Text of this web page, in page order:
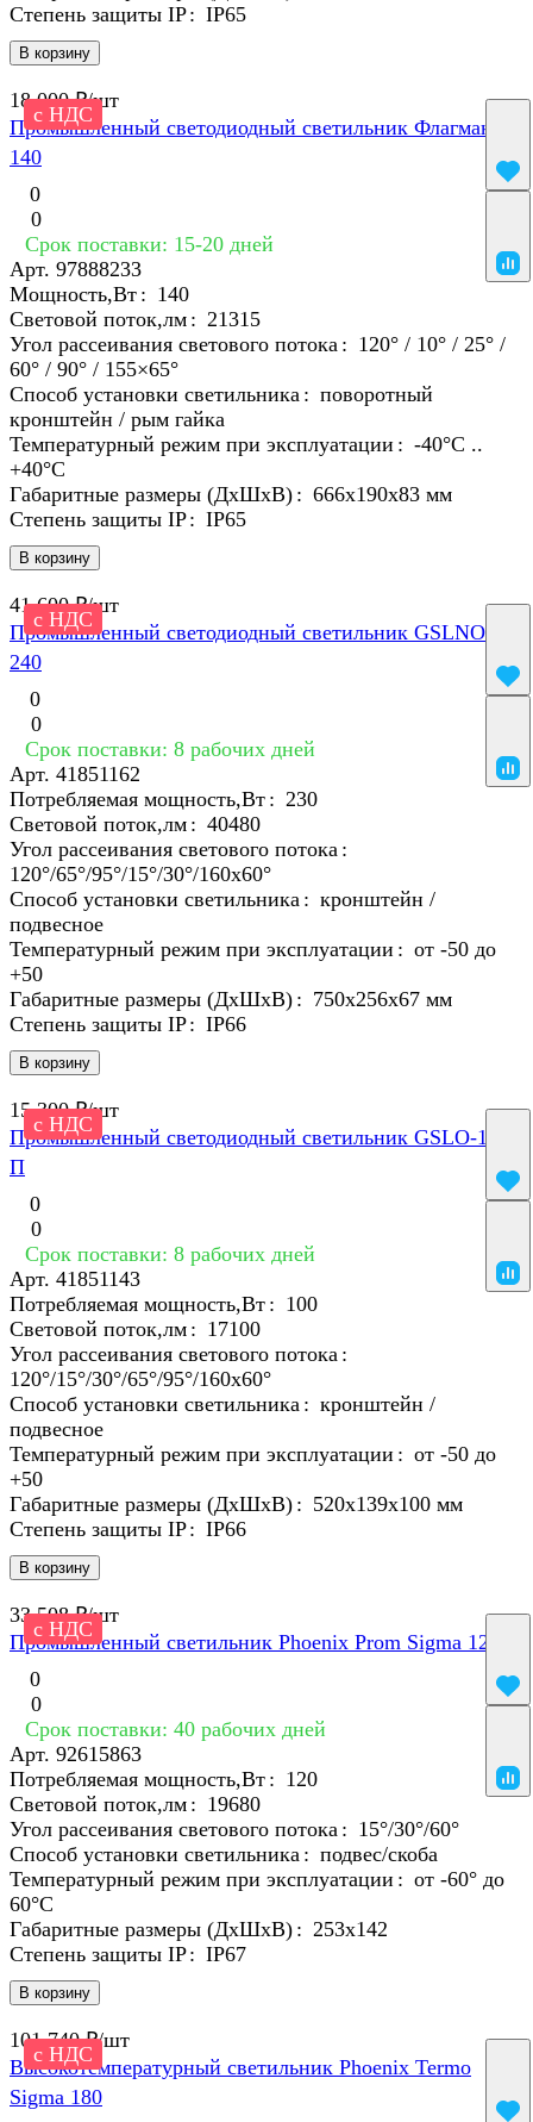
В корзину
Степень защиты IP : IP65
с НДС
18 000 ₽/шт
Промышленный светодиодный светильник Флагман
140
0
0
Срок поставки: 15-20 дней
Арт. 97888233
В корзину
Мощность,Вт : 140
Световой поток,лм : 21315
Угол рассеивания светового потока : 120° / 10° / 25° /
60° / 90° / 155×65°
Способ установки светильника : поворотный
кронштейн / рым гайка
Температурный режим при эксплуатации : -40°С ..
+40°C
Габаритные размеры (ДхШхВ) : 666х190х83 мм
Степень защиты IP : IP65
с НДС
41 600 ₽/шт
Промышленный светодиодный светильник GSLNO-
240
0
0
Срок поставки: 8 рабочих дней
Арт. 41851162
В корзину
Потребляемая мощность,Вт : 230
Световой поток,лм : 40480
Угол рассеивания светового потока :
120°/65°/95°/15°/30°/160х60°
Способ установки светильника : кронштейн /
подвесное
Температурный режим при эксплуатации : от -50 до
+50
Габаритные размеры (ДхШхВ) : 750х256х67 мм
Степень защиты IP : IP66
с НДС
15 300 ₽/шт
Промышленный светодиодный светильник GSLO-120
П
0
0
Срок поставки: 8 рабочих дней
Арт. 41851143
В корзину
Потребляемая мощность,Вт : 100
Световой поток,лм : 17100
Угол рассеивания светового потока :
120°/15°/30°/65°/95°/160х60°
Способ установки светильника : кронштейн /
подвесное
Температурный режим при эксплуатации : от -50 до
+50
Габаритные размеры (ДхШхВ) : 520х139х100 мм
Степень защиты IP : IP66
с НДС
33 508 ₽/шт
Промышленный светильник Phoenix Prom Sigma 120
0
0
Срок поставки: 40 рабочих дней
Арт. 92615863
В корзину
Потребляемая мощность,Вт : 120
Световой поток,лм : 19680
Угол рассеивания светового потока : 15°/30°/60°
Способ установки светильника : подвес/скоба
Температурный режим при эксплуатации : от -60° до
60°C
Габаритные размеры (ДхШхВ) : 253x142
Степень защиты IP : IP67
с НДС
101 740 ₽/шт
Высокотемпературный светильник Phoenix Termo
Sigma 180